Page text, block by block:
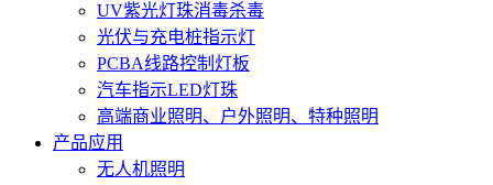
UV紫光灯珠消毒杀毒
光伏与充电桩指示灯
PCBA线路控制灯板
汽车指示LED灯珠
高端商业照明、户外照明、特种照明
产品应用
无人机照明